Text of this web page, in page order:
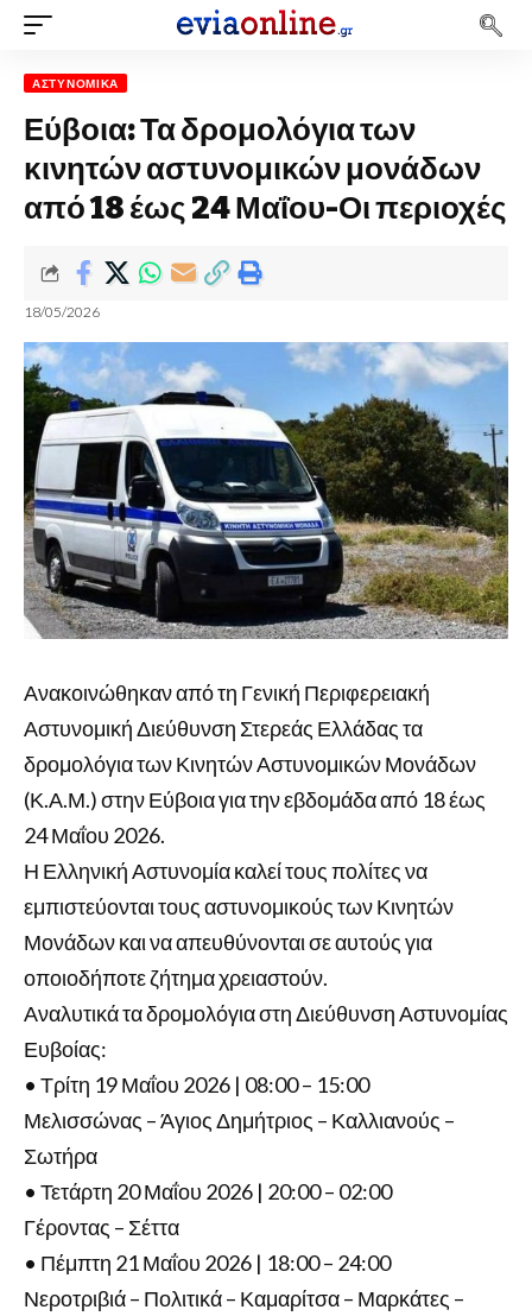
ΑΣΤΥΝΟΜΙΚΆ
Εύβοια: Τα δρομολόγια των
κινητών αστυνομικών μονάδων
από 18 έως 24 Μαΐου-Οι περιοχές
18/05/2026
Ανακοινώθηκαν από τη Γενική Περιφερειακή
Αστυνομική Διεύθυνση Στερεάς Ελλάδας τα
δρομολόγια των Κινητών Αστυνομικών Μονάδων
(Κ.Α.Μ.) στην Εύβοια για την εβδομάδα από 18 έως
24 Μαΐου 2026.
Η Ελληνική Αστυνομία καλεί τους πολίτες να
εμπιστεύονται τους αστυνομικούς των Κινητών
Μονάδων και να απευθύνονται σε αυτούς για
οποιοδήποτε ζήτημα χρειαστούν.
Αναλυτικά τα δρομολόγια στη Διεύθυνση Αστυνομίας
Ευβοίας:
• Τρίτη 19 Μαΐου 2026 | 08:00 – 15:00
Μελισσώνας – Άγιος Δημήτριος – Καλλιανούς –
Σωτήρα
• Τετάρτη 20 Μαΐου 2026 | 20:00 – 02:00
Γέροντας – Σέττα
• Πέμπτη 21 Μαΐου 2026 | 18:00 – 24:00
Νεροτριβιά – Πολιτικά – Καμαρίτσα – Μαρκάτες –